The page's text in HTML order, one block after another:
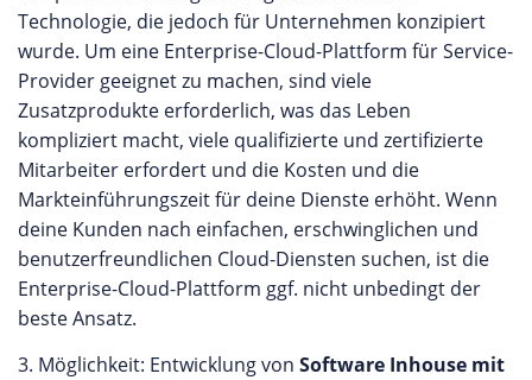
Technologie, die jedoch für Unternehmen konzipiert
wurde. Um eine Enterprise-Cloud-Plattform für Service-
Provider geeignet zu machen, sind viele
Zusatzprodukte erforderlich, was das Leben
kompliziert macht, viele qualifizierte und zertifizierte
Mitarbeiter erfordert und die Kosten und die
Markteinführungszeit für deine Dienste erhöht. Wenn
deine Kunden nach einfachen, erschwinglichen und
benutzerfreundlichen Cloud-Diensten suchen, ist die
Enterprise-Cloud-Plattform ggf. nicht unbedingt der
beste Ansatz.
3. Möglichkeit: Entwicklung von Software Inhouse mit